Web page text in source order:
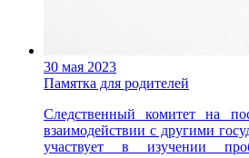
30 мая 2023
Памятка для родителей
Следственный комитет на
взаимодействии с другими
участвует в изучении